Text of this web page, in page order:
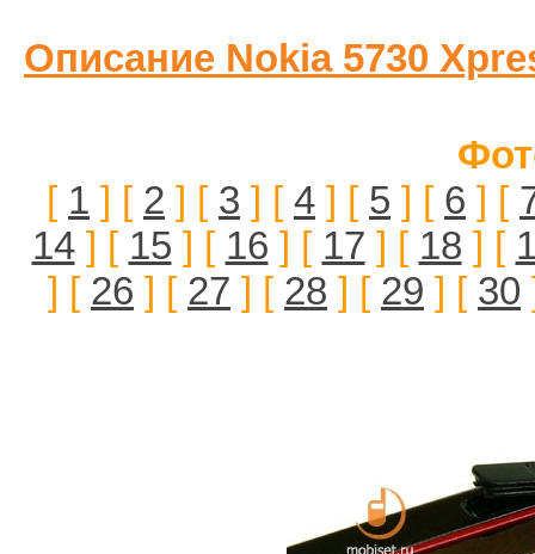
Описание Nokia 5730
[ 1 ] [ 2 ] [ 3 ] [ 4 ] [ 5 ] [ 6 ] [
14] [ 15 ] [ 16 ] [ 17 ] [ 18 ] [
] [ 26 ] [ 27 ] [ 28 ] [ 29 ] [ 30